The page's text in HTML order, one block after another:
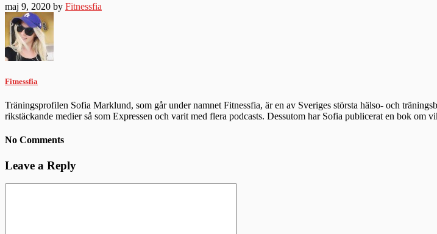
maj 9, 2020 by Fitnessfia
Fitnessfia
Träningsprofilen Sofia Marklund, som går under namnet Fitnessfia, är en av Sveriges största hälso- och
rikstäckande medier så som Expressen och varit med flera podcasts. Dessutom har Sofia publicerat en bok om
No Comments
Leave a Reply